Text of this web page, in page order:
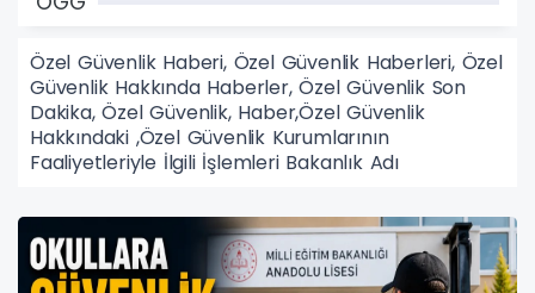
Özel Güvenlik Haberi, Özel Güvenlik Haberleri, Özel
Güvenlik Hakkında Haberler, Özel Güvenlik Son
Dakika, Özel Güvenlik, Haber,Özel Güvenlik
Hakkındaki ,Özel Güvenlik Kurumlarının
Faaliyetleriyle İlgili İşlemleri Bakanlık Adı